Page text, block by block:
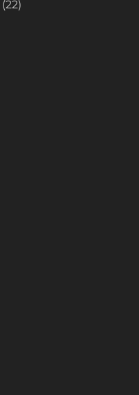
(22)